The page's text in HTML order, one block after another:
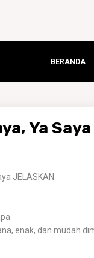
BERANDA
Ya
JELASKAN.
enak, dan mudah